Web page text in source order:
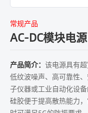
常规产品
AC-DC模块电源
产品简介： 该电源具有
低纹波噪声、高可靠性
子仪器或工业自动化设
硅胶便于提高散热能力